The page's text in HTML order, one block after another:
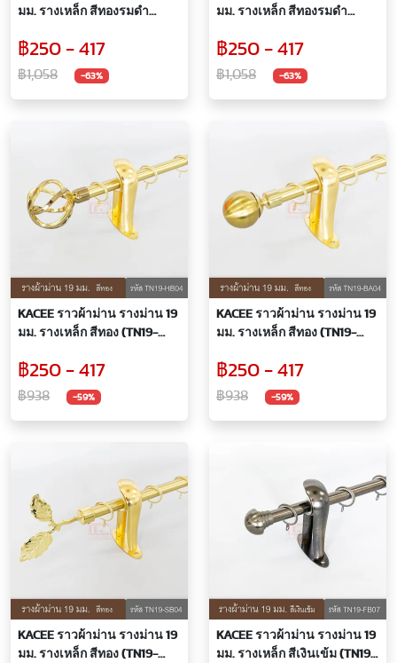
มม. รางเหล็ก สีทองรมดำ
฿250 - 417
฿1,058 -63%
มม. รางเหล็ก สีทองรมดำ
฿250 - 417
฿1,058 -63%
KACEE ราวผ้าม่าน รางม่าน 19
มม. รางเหล็ก สีทอง (TN19-
฿250 - 417
฿938 -59%
KACEE ราวผ้าม่าน รางม่าน 19
มม. รางเหล็ก สีทอง (TN19-
฿250 - 417
฿938 -59%
KACEE ราวผ้าม่าน รางม่าน 19
มม. รางเหล็ก สีทอง (TN19-
KACEE ราวผ้าม่าน รางม่าน 19
มม. รางเหล็ก สีเงินเข้ม (TN19-